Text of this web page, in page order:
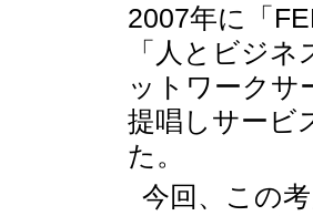
2007年に「
「人とビジ
ットワークサ
提唱しサービ
た。
今回、この